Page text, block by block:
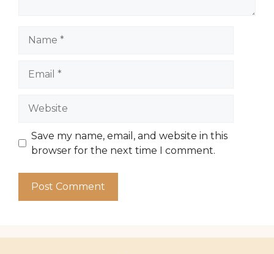
Website
Save my name, email, and website in this
browser for the next time I comment.